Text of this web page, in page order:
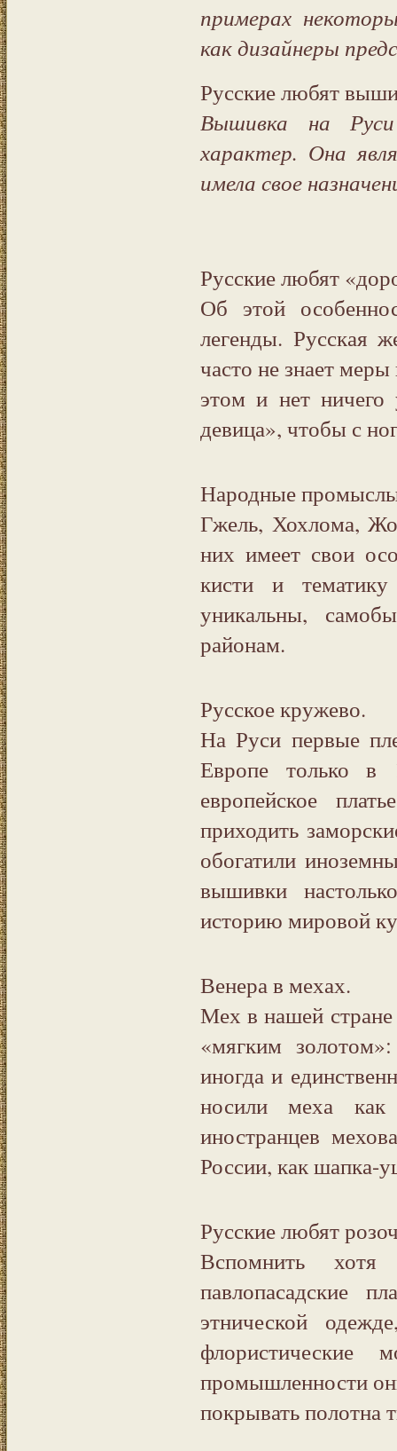
примерах
как дизайнеры
Русские любят
Вышивка на
характер. Она
имела свое
Русские любят
Об этой
легенды. Русская
часто не знает
этом и нет ничего
девица», чтобы с
Народные
Гжель, Хохлома,
них имеет свои
кисти и
уникальны,
районам.
Русское кружево.
На Руси первые
Европе только
европейское
приходить
обогатили
вышивки
историю мировой
Венера в мехах.
Мех в нашей стране
«мягким
иногда и
носили меха
иностранцев
России, как шапка-
Русские любят
Вспомнить
павлопасадские
этнической
промышленности
покрывать полотна